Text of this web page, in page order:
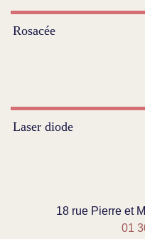
Rosacée
Laser diode
18 rue Pierre et
01